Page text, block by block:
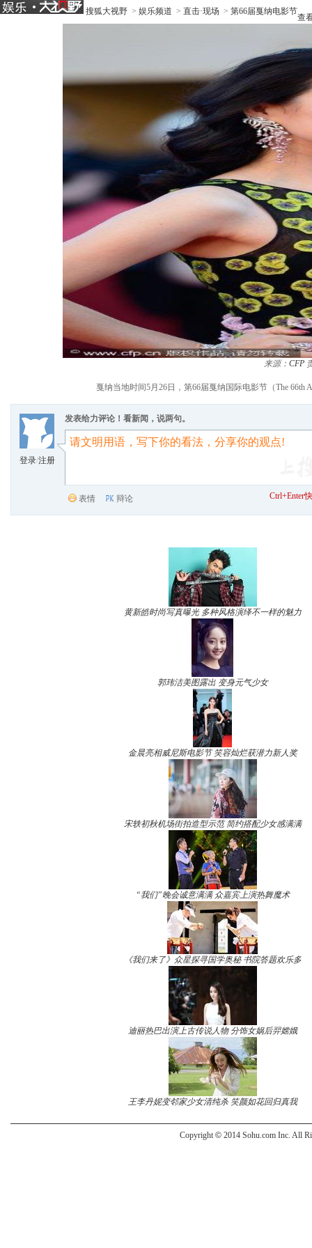
搜狐大视野 > 娱乐频道 > 直击·现场 > 第66届戛纳电影节
查
来源： CFP
戛纳当地时间5月26日，第66届戛纳国际电影节（The 66th
登录/注册
发表给力评论！看新闻，说两句。
表情 辩论 Ctrl+Enter
黄新皓时尚写真曝光 多种风格演绎不一样的魅力
郭玮洁美图露出 变身元气少女
金晨亮相威尼斯电影节 笑容灿烂获潜力新人奖
宋轶初秋机场街拍造型示范 简约搭配少女感满满
“我们”晚会诚意满满 众嘉宾上演热舞魔术
《我们来了》众星探寻国学奥秘 书院答题欢乐多
迪丽热巴出演上古传说人物 分饰女娲后羿嫦娥
王李丹妮变邻家少女清纯杀 笑颜如花回归真我
Copyright © 2014 Sohu.com Inc. All